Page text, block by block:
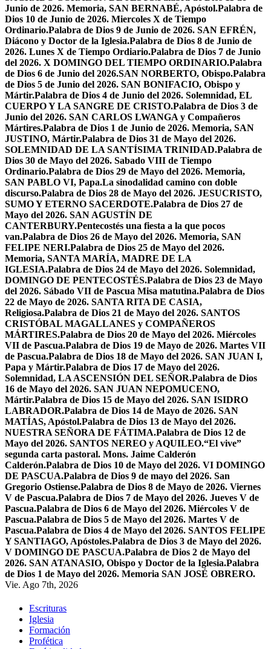
Junio de 2026. Memoria, SAN BERNABÉ, Apóstol.Palabra de
Dios 10 de Junio de 2026. Miercoles X de Tiempo
Ordinario.Palabra de Dios 9 de Junio de 2026. SAN EFRÉN,
Diácono y Doctor de la Iglesia.Palabra de Dios 8 de Junio de
2026. Lunes X de Tiempo Ordiario.Palabra de Dios 7 de Junio
del 2026. X DOMINGO DEL TIEMPO ORDINARIO.Palabra
de Dios 6 de Junio del 2026.SAN NORBERTO, Obispo.Palabra
de Dios 5 de Junio del 2026. SAN BONIFACIO, Obispo y
Mártir.Palabra de Dios 4 de Junio del 2026. Solemnidad, EL
CUERPO Y LA SANGRE DE CRISTO.Palabra de Dios 3 de
Junio del 2026. SAN CARLOS LWANGA y Compañeros
Mártires.Palabra de Dios 1 de Junio de 2026. Memoria, SAN
JUSTINO, Mártir.Palabra de Dios 31 de Mayo del 2026.
SOLEMNIDAD DE LA SANTÍSIMA TRINIDAD.Palabra de
Dios 30 de Mayo del 2026. Sabado VIII de Tiempo
Ordinario.Palabra de Dios 29 de Mayo del 2026. Memoria,
SAN PABLO VI, Papa.La sinodalidad camino con doble
discurso.Palabra de Dios 28 de Mayo del 2026. JESUCRISTO,
SUMO Y ETERNO SACERDOTE.Palabra de Dios 27 de
Mayo del 2026. SAN AGUSTÍN DE
CANTERBURY.Pentecostés una fiesta a la que pocos
van.Palabra de Dios 26 de Mayo del 2026. Memoria, SAN
FELIPE NERI.Palabra de Dios 25 de Mayo del 2026.
Memoria, SANTA MARÍA, MADRE DE LA
IGLESIA.Palabra de Dios 24 de Mayo del 2026. Solemnidad,
DOMINGO DE PENTECOSTÉS.Palabra de Dios 23 de Mayo
del 2026. Sábado VII de Pascua Misa matutina.Palabra de Dios
22 de Mayo de 2026. SANTA RITA DE CASIA,
Religiosa.Palabra de Dios 21 de Mayo del 2026. SANTOS
CRISTÓBAL MAGALLANES y COMPAÑEROS
MÁRTIRES.Palabra de Dios 20 de Mayo del 2026. Miércoles
VII de Pascua.Palabra de Dios 19 de Mayo de 2026. Martes VII
de Pascua.Palabra de Dios 18 de Mayo del 2026. SAN JUAN I,
Papa y Mártir.Palabra de Dios 17 de Mayo del 2026.
Solemnidad, LA ASCENSIÓN DEL SEÑOR.Palabra de Dios
16 de Mayo del 2026. SAN JUAN NEPOMUCENO,
Mártir.Palabra de Dios 15 de Mayo del 2026. SAN ISIDRO
LABRADOR.Palabra de Dios 14 de Mayo de 2026. SAN
MATÍAS, Apóstol.Palabra de Dios 13 de Mayo del 2026.
NUESTRA SEÑORA DE FÁTIMA.Palabra de Dios 12 de
Mayo del 2026. SANTOS NEREO y AQUILEO.“El vive”
segunda carta pastoral. Mons. Jaime Calderón
Calderón.Palabra de Dios 10 de Mayo del 2026. VI DOMINGO
DE PASCUA.Palabra de Dios 9 de mayo del 2026. San
Gregorio Ostiense.Palabra de Dios 8 de Mayo de 2026. Viernes
V de Pascua.Palabra de Dios 7 de Mayo del 2026. Jueves V de
Pascua.Palabra de Dios 6 de Mayo del 2026. Miércoles V de
Pascua.Palabra de Dios 5 de Mayo del 2026. Martes V de
Pascua.Palabra de Dios 4 de Mayo del 2026. SANTOS FELIPE
Y SANTIAGO, Apóstoles.Palabra de Dios 3 de Mayo del 2026.
V DOMINGO DE PASCUA.Palabra de Dios 2 de Mayo del
2026. SAN ATANASIO, Obispo y Doctor de la Iglesia.Palabra
de Dios 1 de Mayo del 2026. Memoria SAN JOSÉ OBRERO.
Vie. Ago 7th, 2026
Escrituras
Iglesia
Formación
Profética